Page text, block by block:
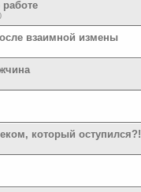
взаимной измены
который оступился?!